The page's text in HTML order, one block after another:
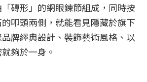
磚形」的網眼鍊節組成，同時按
叩頭兩側，就能看見隱藏於旗下
牌經典設計、裝飾藝術風格、以
夠於一身。